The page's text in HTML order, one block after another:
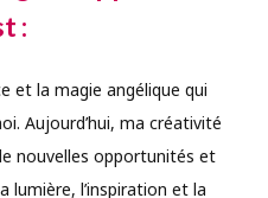
:
et la magie angélique qui
Aujourd’hui, ma créativité
nouvelles opportunités et
lumière, l’inspiration et la